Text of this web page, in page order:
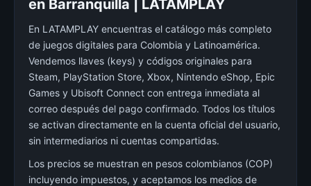
en Barranquilla | LATAMPLAY
En LATAMPLAY encuentras el catálogo más completo
de juegos digitales para Colombia y Latinoamérica.
Vendemos llaves (keys) y códigos originales para
Steam, PlayStation Store, Xbox, Nintendo eShop, Epic
Games y Ubisoft Connect con entrega inmediata al
correo después del pago confirmado. Todos los títulos
se activan directamente en la cuenta oficial del usuario,
sin intermediarios ni cuentas compartidas.
Los precios se muestran en pesos colombianos (COP)
incluyendo impuestos, y aceptamos los medios de